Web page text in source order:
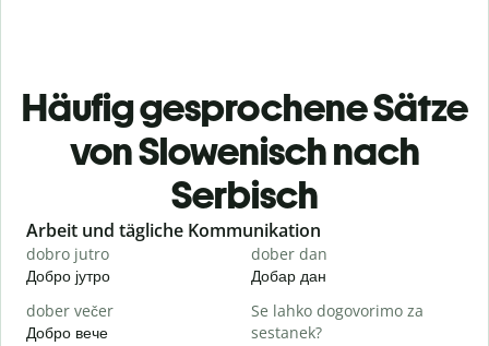
Häufig gesprochene Sätze
von Slowenisch nach
Serbisch
Slide 1 of 6
Arbeit und tägliche Kommunikation
dobro jutro
Добро јутро
dober dan
Добар дан
dober večer
Добро вече
Se lahko dogovorimo za
sestanek?